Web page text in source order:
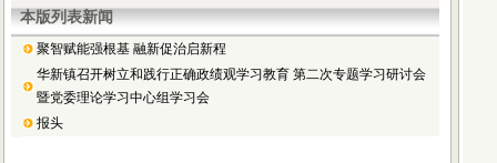
本版列表新闻
聚智赋能强根基 融新促治启新程
华新镇召开树立和践行正确政绩观学习教育 第二次专题学习研讨会
暨党委理论学习中心组学习会
报头